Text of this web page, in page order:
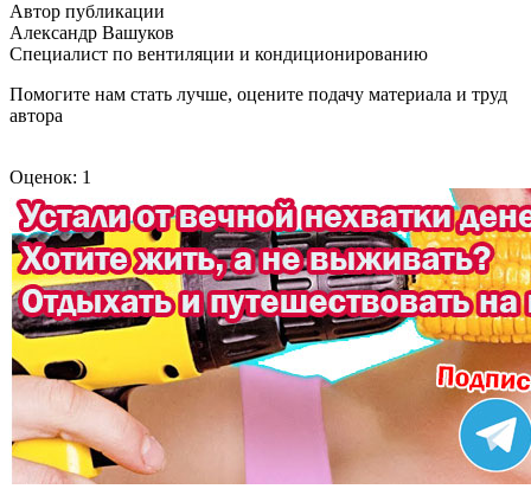
Автор публикации
Александр Вашуков
Специалист по вентиляции и кондиционированию
Помогите нам стать лучше, оцените подачу материала и труд
автора
Оценок: 1